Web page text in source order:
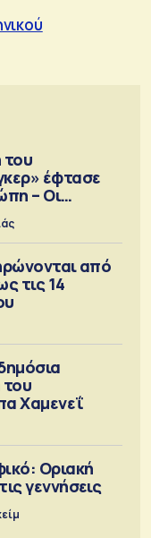
έφτασε
– Οι
από
τις 14
του
Χαμενεΐ
Οριακή
γεννήσεις